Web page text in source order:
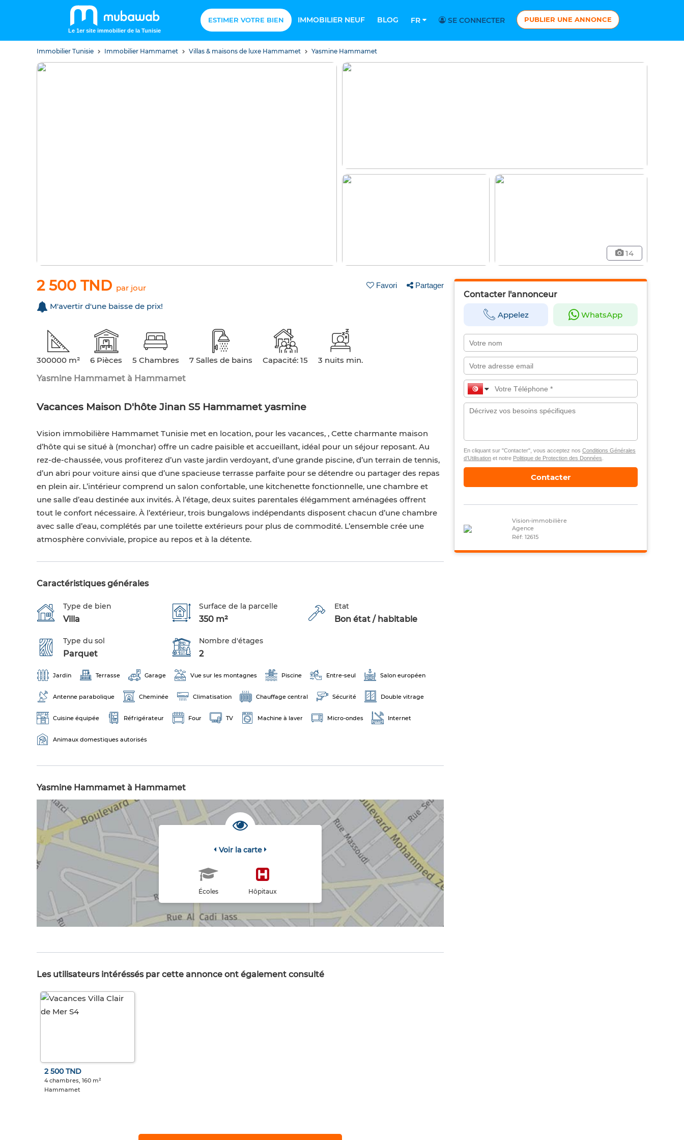
Le 1er site immobilier de la Tunisie
ESTIMER VOTRE BIEN IMMOBILIER NEUF BLOG FR SE CONNECTER PUBLIER UNE ANNONCE
Immobilier Tunisie Immobilier Hammamet Villas & maisons de luxe Hammamet Yasmine Hammamet
14
2 500 TND par jour Favori Partager
M'avertir d'une baisse de prix!
300000 m² 6 Pièces 5 Chambres 7 Salles de bains Capacité: 15
3 nuits min.
Yasmine Hammamet à Hammamet
Vacances Maison D'hôte Jinan S5 Hammamet yasmine
Vision immobilière Hammamet Tunisie met en location, pour les vacances, , Cette charmante maison
d’hôte qui se situé à (monchar) offre un cadre paisible et accueillant, idéal pour un séjour reposant. Au
rez-de-chaussée, vous profiterez d’un vaste jardin verdoyant, d’une grande piscine, d’un terrain de tennis,
d’un abri pour voiture ainsi que d’une spacieuse terrasse parfaite pour se détendre ou partager des repas
en plein air. L’intérieur comprend un salon confortable, une kitchenette fonctionnelle, une chambre et
une salle d’eau destinée aux invités. À l’étage, deux suites parentales élégamment aménagées offrent
tout le confort nécessaire. À l’extérieur, trois bungalows indépendants disposent chacun d’une chambre
avec salle d’eau, complétés par une toilette extérieurs pour plus de commodité. L’ensemble crée une
atmosphère conviviale, propice au repos et à la détente.
Caractéristiques générales
Type de bien
Villa
Surface de la parcelle
350 m²
Etat
Bon état / habitable
Type du sol
Parquet
Nombre d'étages
2
Jardin Terrasse Garage Vue sur les montagnes Piscine Entre-seul Salon européen
Antenne parabolique Cheminée Climatisation Chauffage central Sécurité Double vitrage
Cuisine équipée Réfrigérateur Four TV Machine à laver Micro-ondes Internet
Animaux domestiques autorisés
Yasmine Hammamet à Hammamet
Voir la carte
Écoles Hôpitaux
Les utilisateurs intéréssés par cette annonce ont également consulté
2 500 TND
4 chambres, 160 m²
Hammamet
Contacter l'annonceur
Appelez WhatsApp
En cliquant sur "Contacter", vous acceptez nos Conditions Générales
d’Utilisationet notre Politique de Protection des Données
Contacter
Vision-immobilière
Agence
Réf: 12615